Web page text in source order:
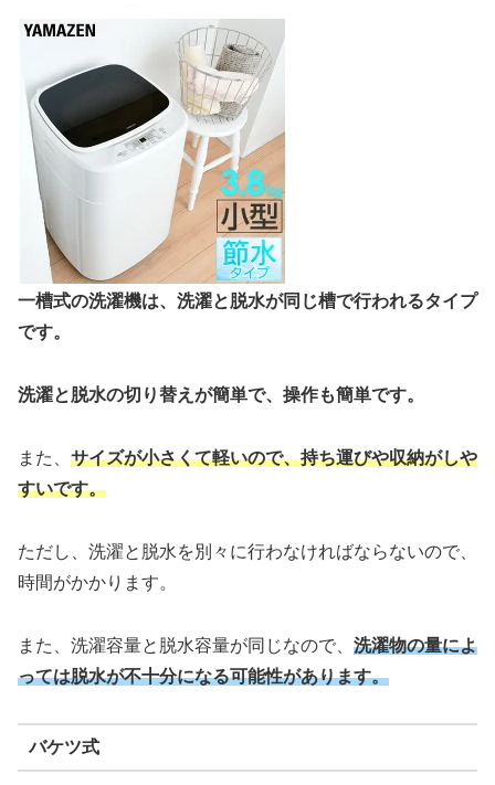
一槽式の洗濯機は、洗濯と脱水が同じ槽で行われるタイプ
です。
洗濯と脱水の切り替えが簡単で、操作も簡単です。
また、 サイズが小さくて軽いので、持ち運びや収納がしや
すいです。
ただし、洗濯と脱水を別々に行わなければならないので、
時間がかかります。
また、洗濯容量と脱水容量が同じなので、 洗濯物の量によ
っては脱水が不十分になる可能性があります。
バケツ式